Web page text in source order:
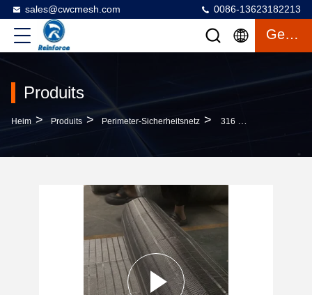
sales@cwcmesh.com 0086-13623182213
Gespräch
Produits
Heim > Produits > Perimeter-Sicherheitsnetz > 316 Edelstahl-Sicherheitsnetz Für Den Umfang Von Schutt Und Den Schutz Von Arbeitnehmern